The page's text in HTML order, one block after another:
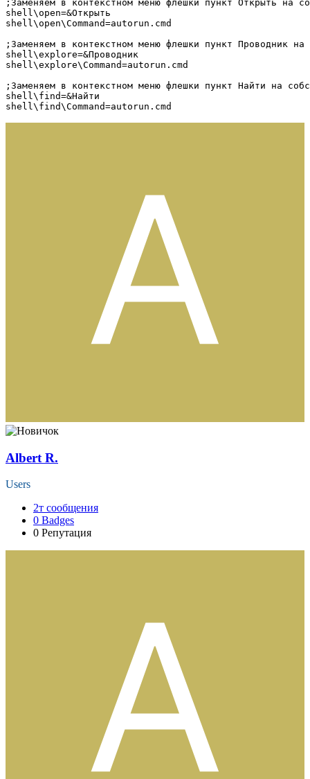
;Заменяем в контекстном меню флешки пункт Открыть на
shell\open=&Открыть
shell\open\Command=autorun.cmd
;Заменяем в контекстном меню флешки пункт Проводник
shell\explore=&Проводник
shell\explore\Command=autorun.cmd
;Заменяем в контекстном меню флешки пункт Найти на
shell\find=&Найти
shell\find\Command=autorun.cmd
Albert R.
Users
2т сообщения
0 Badges
0 Репутация